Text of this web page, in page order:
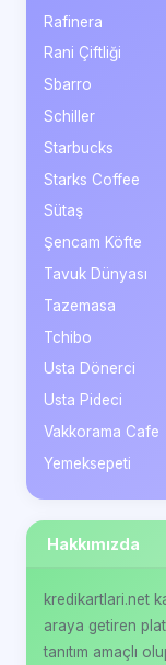
Rafinera
Rani Çiftliği
Sbarro
Schiller
Starbucks
Starks Coffee
Sütaş
Şencam Köfte
Tavuk Dünyası
Tazemasa
Tchibo
Usta Dönerci
Usta Pideci
Vakkorama Cafe
Yemeksepeti
Hakkımızda
kredikartlari.net
araya getiren
tanıtım amaçlı